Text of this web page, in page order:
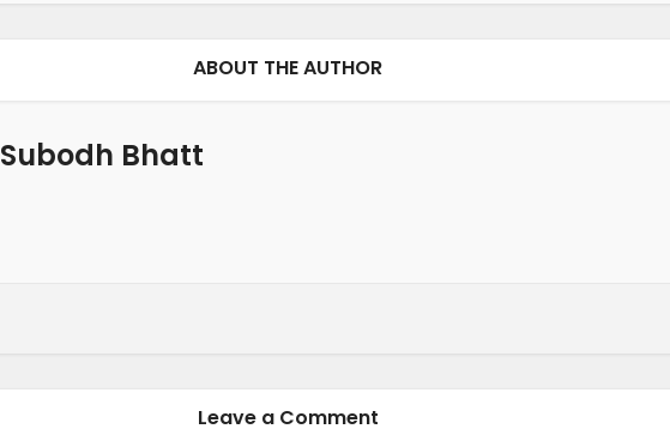
ABOUT THE AUTHOR
Subodh Bhatt
Leave a Comment